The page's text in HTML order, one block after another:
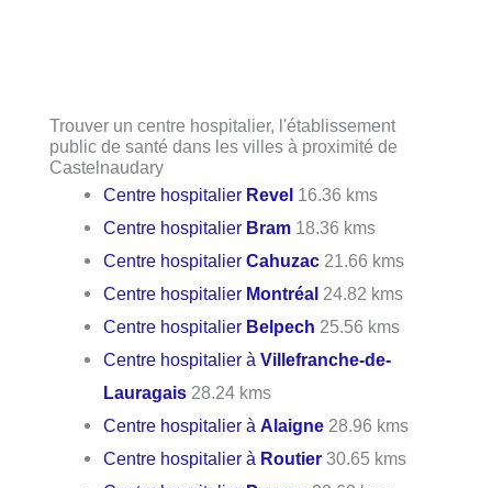
Trouver un centre hospitalier, l'établissement
public de santé dans les villes à proximité de
Castelnaudary
Centre hospitalier Revel 16.36 kms
Centre hospitalier Bram 18.36 kms
Centre hospitalierCahuzac 21.66 kms
Centre hospitalier Montréal 24.82 kms
Centre hospitalier Belpech 25.56 kms
Centre hospitalier àVillefranche-de-
Lauragais 28.24 kms
Centre hospitalier àAlaigne 28.96 kms
Centre hospitalier à Routier 30.65 kms